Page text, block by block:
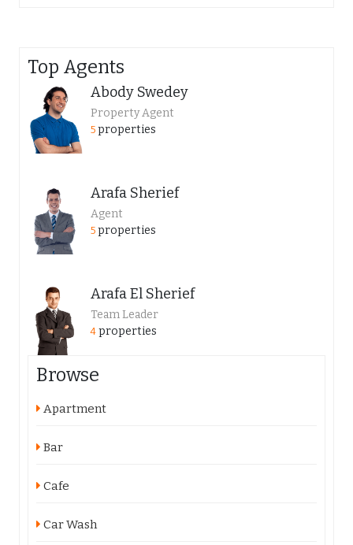
Top Agents
Abody Swedey
Property Agent
5 properties
Arafa Sherief
Agent
5 properties
Arafa El Sherief
Team Leader
4 properties
Browse
Apartment
Bar
Cafe
Car Wash